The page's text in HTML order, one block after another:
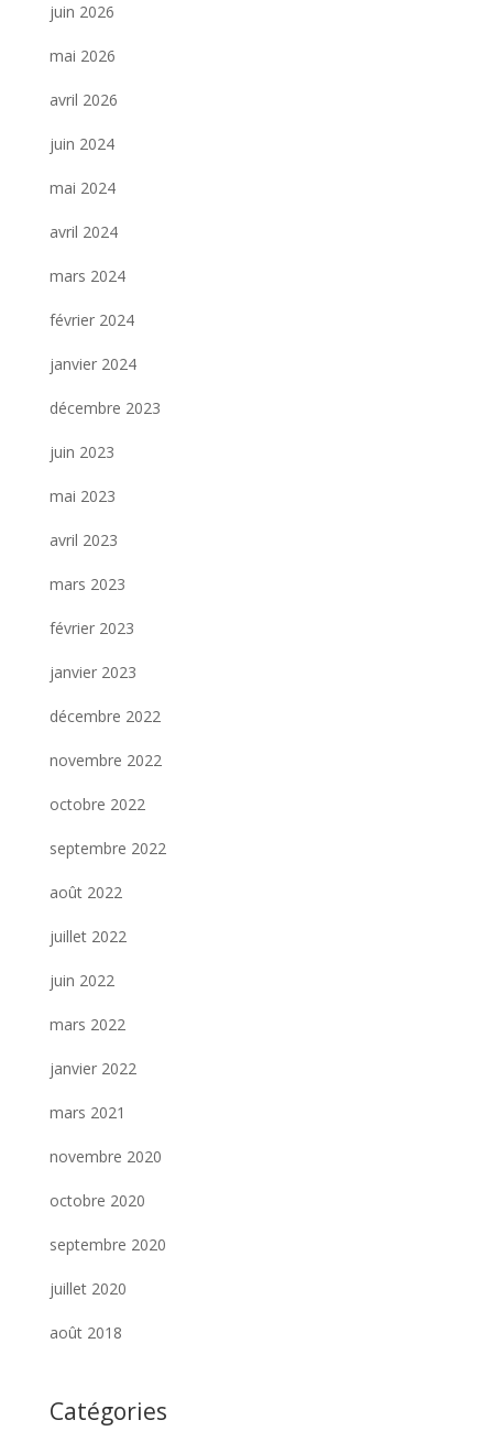
juin 2026
mai 2026
avril 2026
juin 2024
mai 2024
avril 2024
mars 2024
février 2024
janvier 2024
décembre 2023
juin 2023
mai 2023
avril 2023
mars 2023
février 2023
janvier 2023
décembre 2022
novembre 2022
octobre 2022
septembre 2022
août 2022
juillet 2022
juin 2022
mars 2022
janvier 2022
mars 2021
novembre 2020
octobre 2020
septembre 2020
juillet 2020
août 2018
Catégories